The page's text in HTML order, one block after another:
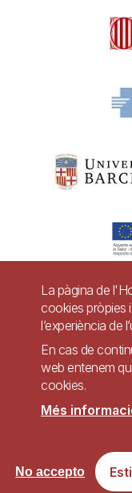
Pie
página
Lloc web accessible de
setembre, sobre
La pàgina de
cookies pròpies
l’experiència de
En cas de
web entenem
cookies.
Més
No accepto